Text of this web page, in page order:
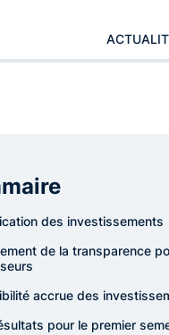
des investissements
de la transparence
accrue des
pour le premier